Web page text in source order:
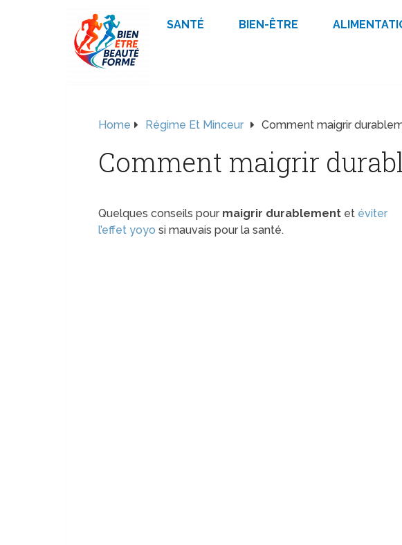
SANTÉ BIEN-ÊTRE
Home Régime Et Minceur Comment maigrir
Comment maigrir
Quelques conseils pour maigrir durablement et éviter
l’effet yoyo si mauvais pour la santé.